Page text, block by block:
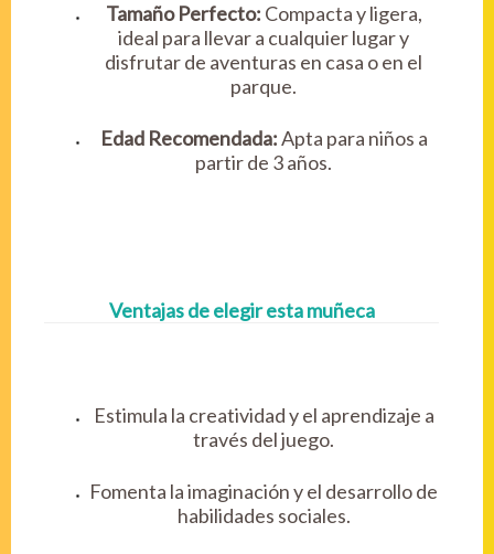
Tamaño Perfecto: Compacta y ligera,
ideal para llevar a cualquier lugar y
disfrutar de aventuras en casa o en el
parque.
Edad Recomendada:Apta para niños a
partir de 3 años.
Ventajas de elegir esta muñeca
Estimula la creatividad y el aprendizaje a
través del juego.
Fomenta la imaginación y el desarrollo de
habilidades sociales.